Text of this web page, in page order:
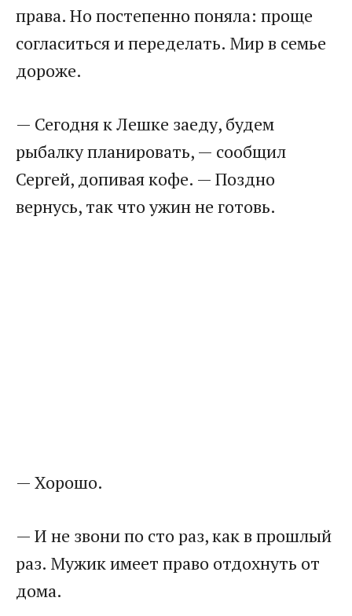
права. Но постепенно поняла: проще
согласиться и переделать. Мир в семье
дороже.
— Сегодня к Лешке заеду, будем
рыбалку планировать, — сообщил
Сергей, допивая кофе. — Поздно
вернусь, так что ужин не готовь.
— Хорошо.
— И не звони по сто раз, как в прошлый
раз. Мужик имеет право отдохнуть от
дома.